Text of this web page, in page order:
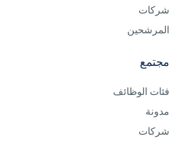
شركات
المرشحين
مجتمع
فئات الوظائف
مدونة
شركات